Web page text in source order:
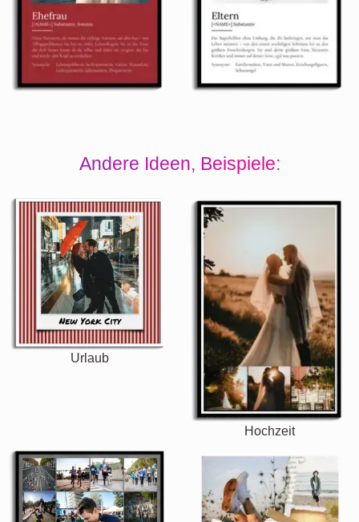
Andere Ideen, Beispiele:
Urlaub
Hochzeit